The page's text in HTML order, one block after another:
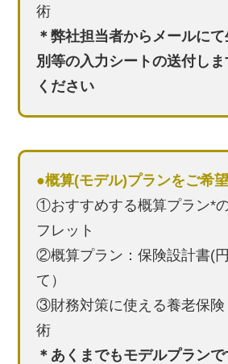
術
＊弊社担当者からメールに
別等の入力シートの送付し
ください
●概算(モデル)プランをご希
①おすすめする概算プラン*
フレット
②概算プラン：保険設計書(
て）
③財務対策に使える養老保険
術
＊あくまでもモデルプラン